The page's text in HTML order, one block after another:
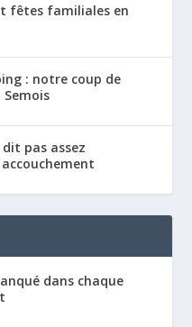
fêtes familiales en
: notre coup de
dit pas assez
dans chaque